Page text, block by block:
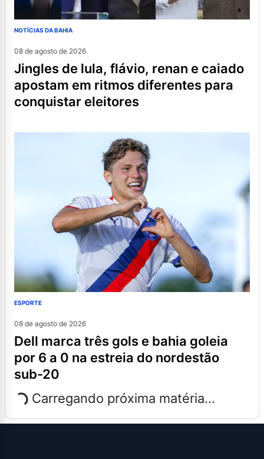
NOTÍCIAS DA BAHIA
08 de agosto de 2026
jingles de lula, flávio, renan e caiado
apostam em ritmos diferentes para
conquistar eleitores
ESPORTE
08 de agosto de 2026
dell marca três gols e bahia goleia
por 6 a 0 na estreia do nordestão
sub-20
Carregando próxima matéria...